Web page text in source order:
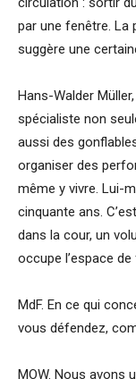
par une fenêtre. La
suggère une
Hans-Walder
spécialiste non
aussi des
organiser des
même y vivre. Lui-
cinquante ans.
dans la cour, un
occupe l’espace
MdF. En ce qui
vous défendez,
MOW. Nous avons